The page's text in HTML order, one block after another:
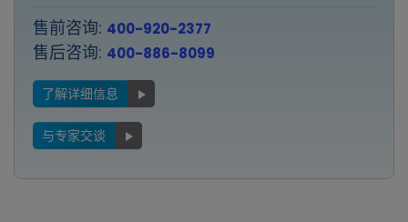
售前咨询: 400-920-2377
售后咨询: 400-886-8099
了解详细信息
与专家交谈